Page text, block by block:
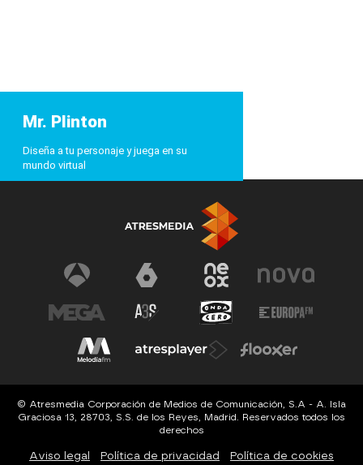
Mr. Plinton
Diseña a tu personaje y juega en su
mundo virtual
© Atresmedia Corporación de Medios de Comunicación, S.A - A. Isla
Graciosa 13, 28703, S.S. de los Reyes, Madrid. Reservados todos los
derechos
Aviso legal Política de privacidad Política de cookies